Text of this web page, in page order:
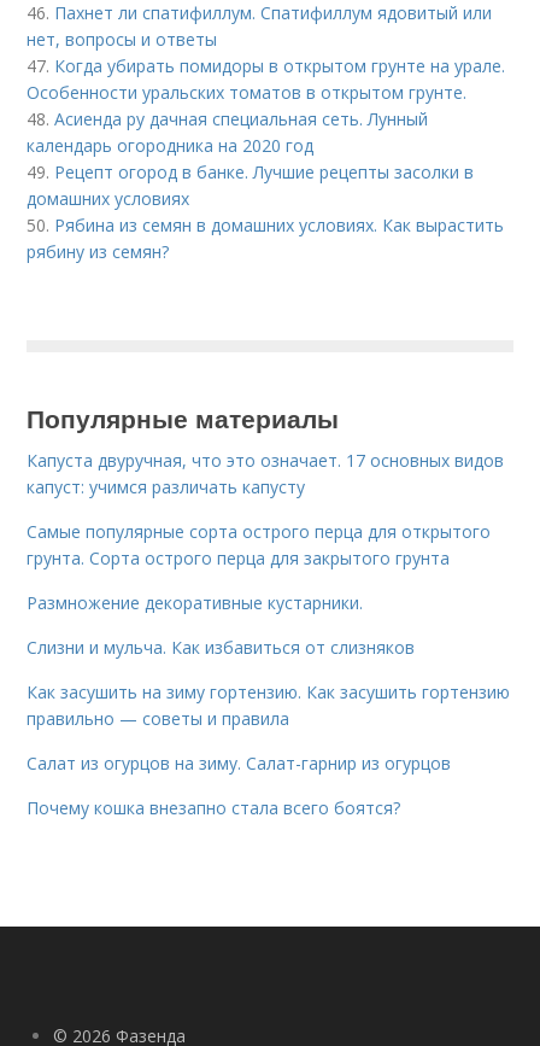
46. Пахнет ли спатифиллум. Спатифиллум ядовитый или
нет, вопросы и ответы
47. Когда убирать помидоры в открытом грунте на урале.
Особенности уральских томатов в открытом грунте.
48.Асиенда ру дачная специальная сеть. Лунный
календарь огородника на 2020 год
49. Рецепт огород в банке. Лучшие рецепты засолки в
домашних условиях
50. Рябина из семян в домашних условиях. Как вырастить
рябину из семян?
Популярные материалы
Капуста двуручная, что это означает. 17 основных видов
капуст: учимся различать капусту
Самые популярные сорта острого перца для открытого
грунта. Сорта острого перца для закрытого грунта
Размножение декоративные кустарники.
Слизни и мульча. Как избавиться от слизняков
Как засушить на зиму гортензию. Как засушить гортензию
правильно — советы и правила
Салат из огурцов на зиму. Салат-гарнир из огурцов
Почему кошка внезапно стала всего боятся?
© 2026 Фазенда